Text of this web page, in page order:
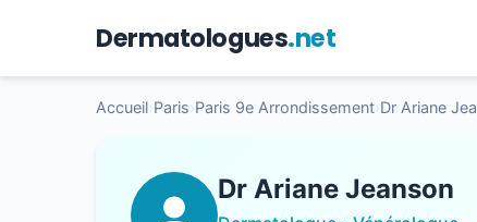
Dermatologues.net
Accueil Paris Paris 9e Arrondissement Dr Ariane
Dr Ariane Jeanson